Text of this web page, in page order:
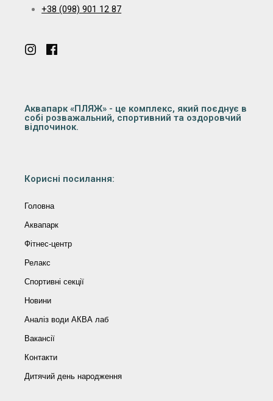
+38 (098) 901 12 87
Аквапарк «ПЛЯЖ» - це комплекс, який поєднує в
собі розважальний, спортивний та оздоровчий
відпочинок.
Корисні посилання:
Головна
Аквапарк
Фітнес-центр
Релакс
Спортивні секції
Новини
Аналіз води АКВА лаб​
Вакансії
Контакти
Дитячий день народження